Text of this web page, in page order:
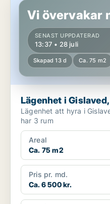
Vi övervakar
SENAST UPPDATERAD
13:37 • 28 juli
Skapad 13 d Ca. 75 m2
Lägenhet i
Lägenhet att hyra i Gislaved,
har 3 rum
Areal
Ca. 75 m2
Pris pr. md.
Ca. 6 500 kr.